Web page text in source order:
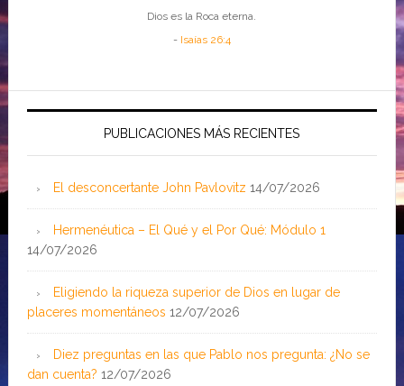
Dios es la Roca eterna.
- Isaías 26:4
PUBLICACIONES MÁS RECIENTES
El desconcertante John Pavlovitz 14/07/2026
Hermenéutica – El Qué y el Por Qué: Módulo 1
14/07/2026
Eligiendo la riqueza superior de Dios en lugar de
placeres momentáneos 12/07/2026
Diez preguntas en las que Pablo nos pregunta: ¿No se
dan cuenta? 12/07/2026